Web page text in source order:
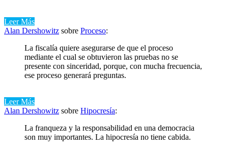
Leer Más
Alan Dershowitz sobre Proceso:
La fiscalía quiere asegurarse de que el proceso
mediante el cual se obtuvieron las pruebas no se
presente con sinceridad, porque, con mucha frecuencia,
ese proceso generará preguntas.
Leer Más
Alan Dershowitz sobre Hipocresía:
La franqueza y la responsabilidad en una democracia
son muy importantes. La hipocresía no tiene cabida.